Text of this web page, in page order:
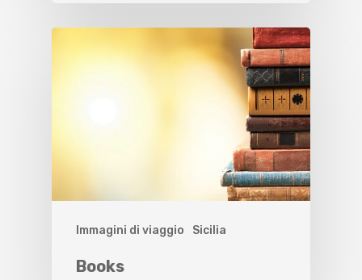
Immagini di viaggio Sicilia
Books